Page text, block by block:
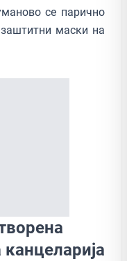
се парично
маски на